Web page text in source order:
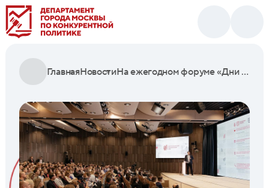
ГлавнаяНовости На ежегодном форуме «Дни московской конкуренции» обсудят внедрение искусственного интеллекта в сферу госзаказа